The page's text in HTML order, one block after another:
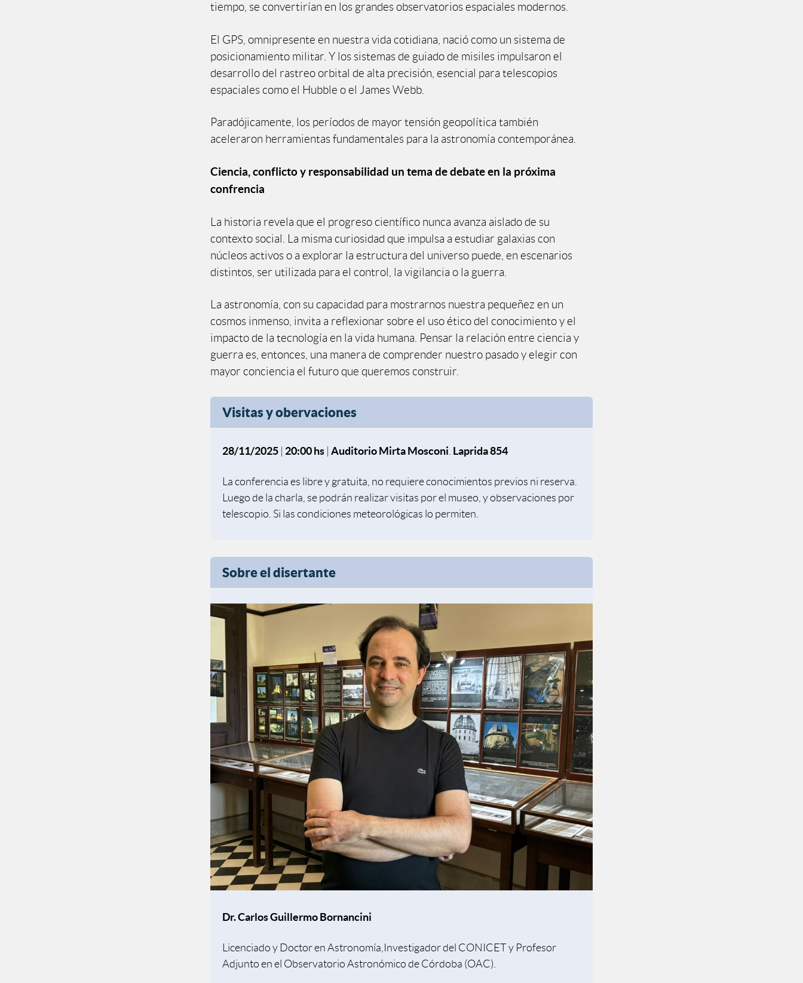
tiempo, se convertirían en los grandes observatorios espaciales modernos.
El GPS, omnipresente en nuestra vida cotidiana, nació como un sistema de
posicionamiento militar. Y los sistemas de guiado de misiles impulsaron el
desarrollo del rastreo orbital de alta precisión, esencial para telescopios
espaciales como el Hubble o el James Webb.
Paradójicamente, los períodos de mayor tensión geopolítica también
aceleraron herramientas fundamentales para la astronomía contemporánea.
Ciencia, conflicto y responsabilidad un tema de debate en la próxima
confrencia
La historia revela que el progreso científico nunca avanza aislado de su
contexto social. La misma curiosidad que impulsa a estudiar galaxias con
núcleos activos o a explorar la estructura del universo puede, en escenarios
distintos, ser utilizada para el control, la vigilancia o la guerra.
La astronomía, con su capacidad para mostrarnos nuestra pequeñez en un
cosmos inmenso, invita a reflexionar sobre el uso ético del conocimiento y el
impacto de la tecnología en la vida humana. Pensar la relación entre ciencia y
guerra es, entonces, una manera de comprender nuestro pasado y elegir con
mayor conciencia el futuro que queremos construir.
Visitas y obervaciones
28/11/2025 20:00 hs Auditorio Mirta Mosconi. Laprida 854
La conferencia es libre y gratuita, no requiere conocimientos previos ni reserva.
Luego de la charla, se podrán realizar visitas por el museo, y observaciones por
telescopio. Si las condiciones meteorológicas lo permiten.
Sobre el disertante
Dr. Carlos Guillermo Bornancini
Licenciado y Doctor en Astronomía,Investigador del CONICET y Profesor
Adjunto en el Observatorio Astronómico de Córdoba (OAC).